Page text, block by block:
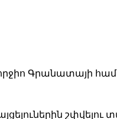
Գրանատայի
շփվելու